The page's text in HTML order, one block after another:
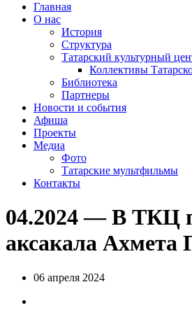
Главная
О нас
История
Структура
Татарский культурный
Коллективы
Библиотека
Партнеры
Новости и события
Афиша
Проекты
Медиа
Фото
Татарские мультфильмы
Контакты
04.2024 — В ТКЦ
аксакала Ахмета
06 апреля 2024